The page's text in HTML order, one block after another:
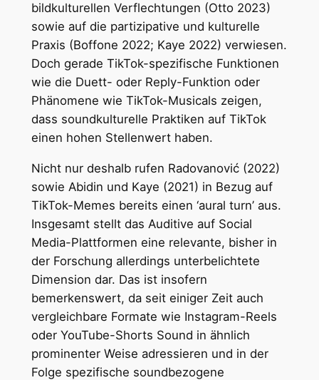
bildkulturellen Verflechtungen (Otto 2023)
sowie auf die partizipative und kulturelle
Praxis (Boffone 2022; Kaye 2022) verwiesen.
Doch gerade TikTok-spezifische Funktionen
wie die Duett- oder Reply-Funktion oder
Phänomene wie TikTok-Musicals zeigen,
dass soundkulturelle Praktiken auf TikTok
einen hohen Stellenwert haben.
Nicht nur deshalb rufen Radovanović (2022)
sowie Abidin und Kaye (2021) in Bezug auf
TikTok-Memes bereits einen ‘aural turn’ aus.
Insgesamt stellt das Auditive auf Social
Media-Plattformen eine relevante, bisher in
der Forschung allerdings unterbelichtete
Dimension dar. Das ist insofern
bemerkenswert, da seit einiger Zeit auch
vergleichbare Formate wie Instagram-Reels
oder YouTube-Shorts Sound in ähnlich
prominenter Weise adressieren und in der
Folge spezifische soundbezogene